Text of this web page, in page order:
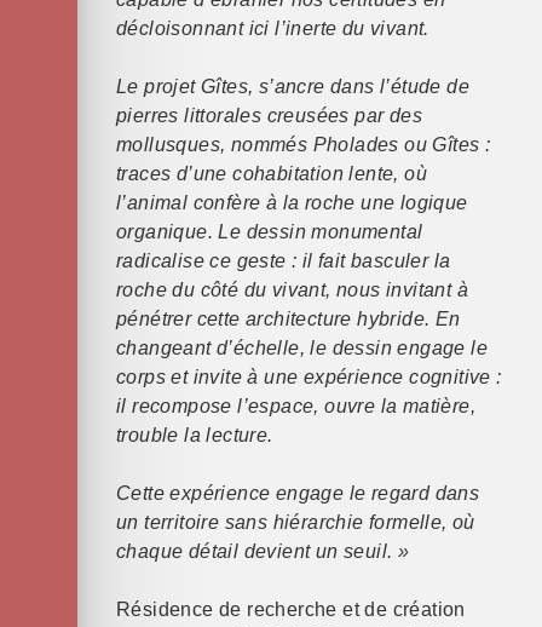
décloisonnant ici l’inerte du vivant.
Le projet Gîtes, s’ancre dans l’étude de
pierres littorales creusées par des
mollusques, nommés Pholades ou Gîtes :
traces d’une cohabitation lente, où
l’animal confère à la roche une logique
organique. Le dessin monumental
radicalise ce geste : il fait basculer la
roche du côté du vivant, nous invitant à
pénétrer cette architecture hybride. En
changeant d’échelle, le dessin engage le
corps et invite à une expérience cognitive :
il recompose l’espace, ouvre la matière,
trouble la lecture.
Cette expérience engage le regard dans
un territoire sans hiérarchie formelle, où
chaque détail devient un seuil. »
Résidence de recherche et de création